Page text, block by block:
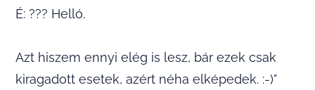
É: ??? Helló.
Azt hiszem ennyi elég is lesz, bár ezek csak
kiragadott esetek, azért néha elképedek. :-)"